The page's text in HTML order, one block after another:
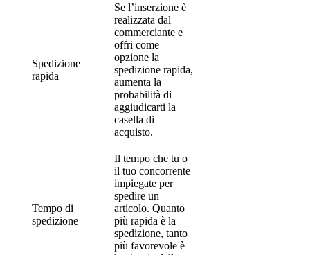
Spedizione
rapida
Se l’inserzione è
realizzata dal
commerciante e
offri come
opzione la
spedizione rapida,
aumenta la
probabilità di
aggiudicarti la
casella di
acquisto.
Tempo di
spedizione
Il tempo che tu o
il tuo concorrente
impiegate per
spedire un
articolo. Quanto
più rapida è la
spedizione, tanto
più favorevole è